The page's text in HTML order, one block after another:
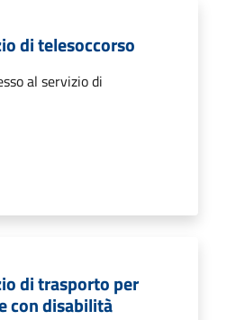
di telesoccorso
al servizio di
di trasporto per
con disabilità